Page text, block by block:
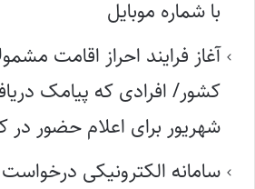
با شماره موبایل
آغاز فرایند احراز اقامت
کشور/ افرادی که پیامک
شهریور برای اعلام حضور
سامانه الکترونیکی